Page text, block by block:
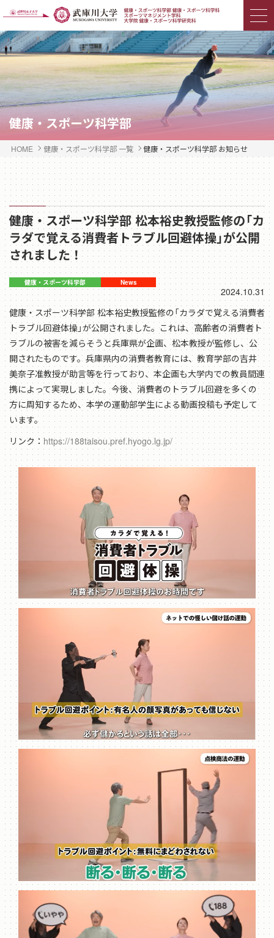
健康・スポーツ科学部
HOME 健康・スポーツ科学部 一覧 健康・スポーツ科学部 お知らせ
健康・スポーツ科学部 松本裕史教授監修の「カ
ラダで覚える消費者トラブル回避体操」が公開
されました！
2024.10.31
健康・スポーツ科学部 松本裕史教授監修の「カラダで覚える消費者
トラブル回避体操」が公開されました。これは、高齢者の消費者ト
ラブルの被害を減らそうと兵庫県が企画、松本教授が監修し、公
開されたものです。兵庫県内の消費者教育には、教育学部の吉井
美奈子准教授が助言等を行っており、本企画も大学内での教員間連
携によって実現しました。今後、消費者のトラブル回避を多くの
方に周知するため、本学の運動部学生による動画投稿も予定して
います。
リンク： https://188taisou.pref.hyogo.lg.jp/